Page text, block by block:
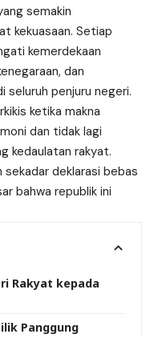
semakin
kekuasaan. Setiap
kemerdekaan
dan
seluruh penjuru negeri.
ketika makna
dan tidak lagi
kedaulatan rakyat.
sekadar deklarasi bebas
bahwa republik ini
Rakyat kepada
Panggung